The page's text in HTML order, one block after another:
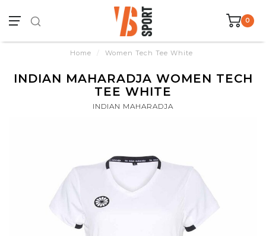
0
Home / Women Tech Tee White
INDIAN MAHARADJA WOMEN TECH
TEE WHITE
INDIAN MAHARADJA